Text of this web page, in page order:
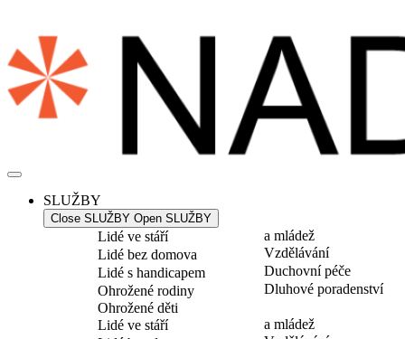
obsahu
SLUŽBY
Close SLUŽBY Open SLUŽBY
Lidé ve stáří
Lidé bez domova
Lidé s handicapem
Ohrožené rodiny
Ohrožené děti
a mládež
Vzdělávání
Duchovní péče
Dluhové poradenství
Lidé ve stáří
a mládež